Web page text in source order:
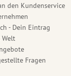
den Kundenservice
- Dein Eintrag
Welt
Fragen